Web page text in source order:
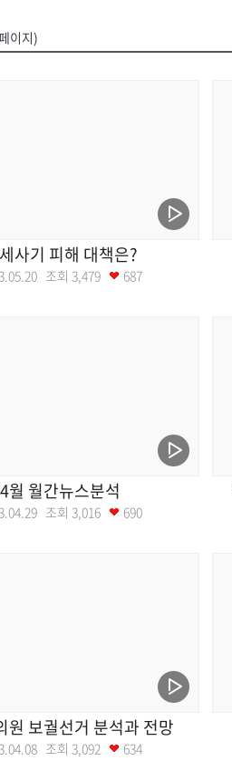
이지)
사기 피해 대책은?
조회 3,479 687
4월 월간뉴스분석
조회 3,016 690
원 보궐선거 분석과 전망
조회 3,092 634